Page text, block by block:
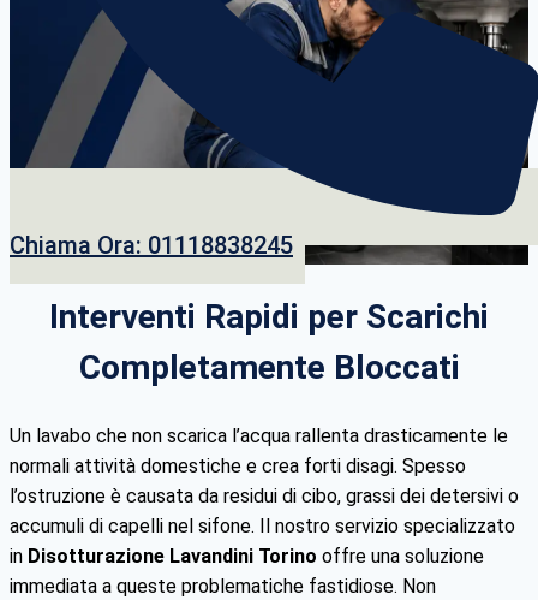
Chiama Ora: 01118838245
Interventi Rapidi per Scarichi
Completamente Bloccati
Un lavabo che non scarica l’acqua rallenta drasticamente le
normali attività domestiche e crea forti disagi. Spesso
l’ostruzione è causata da residui di cibo, grassi dei detersivi o
accumuli di capelli nel sifone. Il nostro servizio specializzato
in Disotturazione Lavandini Torino offre una soluzione
immediata a queste problematiche fastidiose. Non